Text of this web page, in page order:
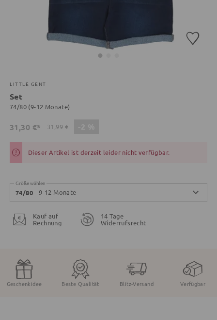
LITTLE GENT
Set
74/80 (9-12 Monate)
31,30 €* 31,99 €
Dieser Artikel ist derzeit leider nicht verfügbar.
Größe wählen
74/80 9-12 Monate
Kauf auf
Rechnung
14 Tage
Widerrufsrecht
Geschenkidee Beste Qualität Blitz-Versand Verfügbar